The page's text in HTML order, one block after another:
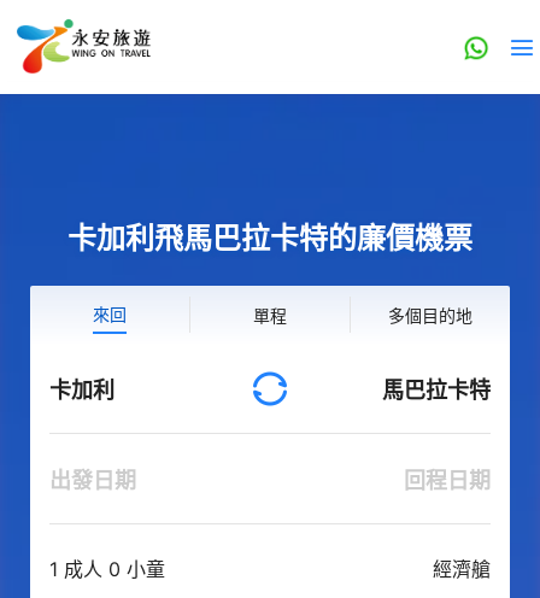
卡加利飛馬巴拉卡特的廉價機票
來回 單程 多個目的地
卡加利 馬巴拉卡特
出發日期 回程日期
1 成人 0 小童 經濟艙